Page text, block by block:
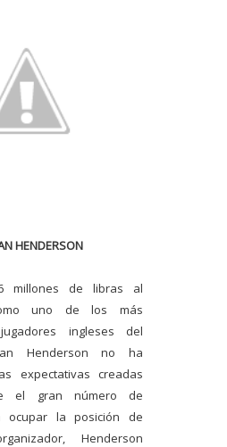
HENDERSON
millones de libras al
uno de los más
ingleses del
Henderson no ha
expectativas creadas
el gran número de
ocupar la posición de
Henderson